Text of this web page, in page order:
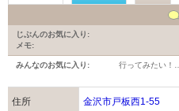
じぶんのお気に入り:
メモ:
みんなのお気に入り: 行ってみたい！…
住所 金沢市戸板西1-55